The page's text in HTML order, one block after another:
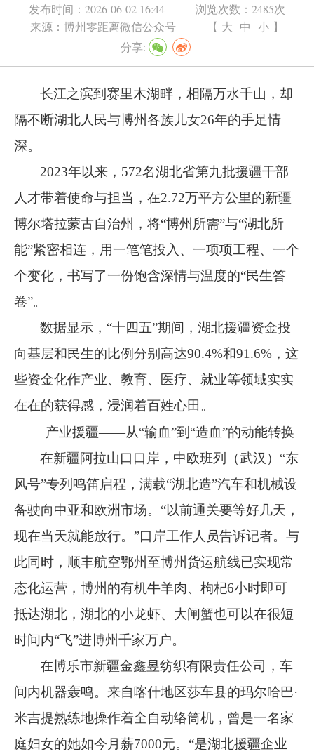
发布时间： 2026-06-02 16:44 浏览次数： 2485次
来源： 博州零距离微信公众号 【 大 中 小 】
分享:
长江之滨到赛里木湖畔，相隔万水千山，却
隔不断湖北人民与博州各族儿女26年的手足情
深。
2023年以来， 572名湖北省第九批援疆干部
人才带着使命与担当，在2.72万平方公里的新疆
博尔塔拉蒙古自治州，将“博州所需”与“湖北所
能”紧密相连，用一笔笔投入、一项项工程、一个
个变化，书写了一份饱含深情与温度的“民生答
卷”。
数据显示， “十四五”期间，湖北援疆资金投
向基层和民生的比例分别高达90.4%和91.6% ，这
些资金化作产业、教育、医疗、就业等领域实实
在在的获得感，浸润着百姓心田。
产业援疆——从“输血”到“造血”的动能转换
在新疆阿拉山口口岸，中欧班列（武汉） “东
风号”专列鸣笛启程，满载“湖北造”汽车和机械设
备驶向中亚和欧洲市场。 “以前通关要等好几天，
现在当天就能放行。 ”口岸工作人员告诉记者。与
此同时，顺丰航空鄂州至博州货运航线已实现常
态化运营，博州的有机牛羊肉、枸杞6小时即可
抵达湖北，湖北的小龙虾、大闸蟹也可以在很短
时间内“飞”进博州千家万户。
在博乐市新疆金鑫昱纺织有限责任公司，车
间内机器轰鸣。来自喀什地区莎车县的玛尔哈巴·
米吉提熟练地操作着全自动络筒机，曾是一名家
庭妇女的她如今月薪7000元。 “是湖北援疆企业